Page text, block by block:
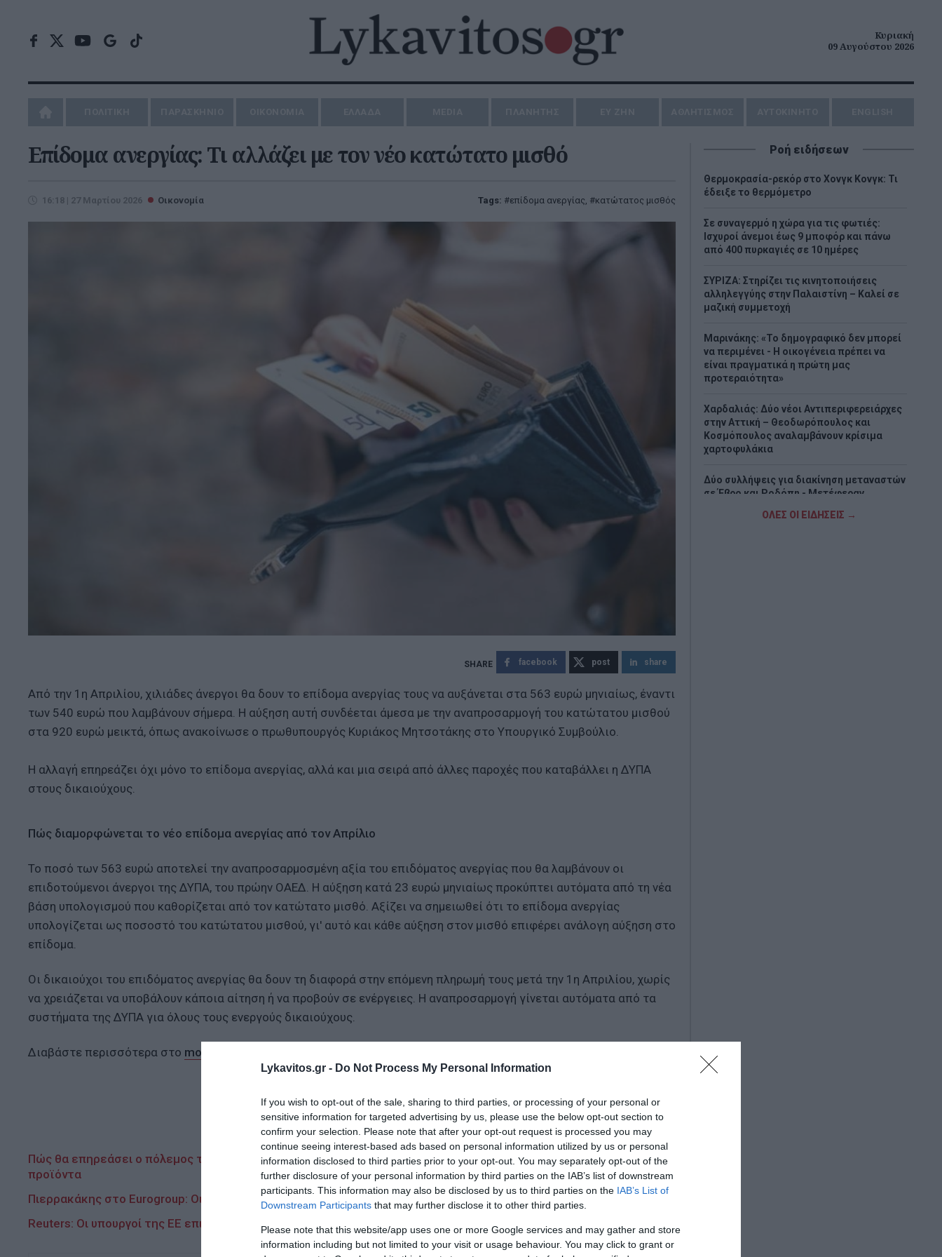
Lykavitos.gr - Do Not Process My Personal Information
If you wish to opt-out of the sale, sharing to third parties, or processing of your personal or
sensitive information for targeted advertising by us, please use the below opt-out section to
confirm your selection. Please note that after your opt-out request is processed you may
continue seeing interest-based ads based on personal information utilized by us or personal
information disclosed to third parties prior to your opt-out. You may separately opt-out of the
further disclosure of your personal information by third parties on the IAB’s list of downstream
participants. This information may also be disclosed by us to third parties on the IAB’s List of
Downstream Participants that may further disclose it to other third parties.
Please note that this website/app uses one or more Google services and may gather and store
information including but not limited to your visit or usage behaviour. You may click to grant or
Κυριακή
09 Αυγούστου 2026
Επίδομα ανεργίας: Τι αλλάζει με τον νέο κατώτατο μισθό
16:18 | 27 Μαρτίου 2026 Οικονομία Tags: επίδομα ανεργίας, κατώτατος μισθός
facebook post share
Από την 1η Απριλίου, χιλιάδες άνεργοι θα δουν το επίδομα ανεργίας τους να αυξάνεται στα 563 ευρώ μηνιαίως, έναντι
των 540 ευρώ που λαμβάνουν σήμερα. Η αύξηση αυτή συνδέεται άμεσα με την αναπροσαρμογή του κατώτατου μισθού
στα 920 ευρώ μεικτά, όπως ανακοίνωσε ο πρωθυπουργός Κυριάκος Μητσοτάκης στο Υπουργικό Συμβούλιο.
Η αλλαγή επηρεάζει όχι μόνο το επίδομα ανεργίας, αλλά και μια σειρά από άλλες παροχές που καταβάλλει η ΔΥΠΑ
στους δικαιούχους.
Πώς διαμορφώνεται το νέο επίδομα ανεργίας από τον Απρίλιο
Το ποσό των 563 ευρώ αποτελεί την αναπροσαρμοσμένη αξία του επιδόματος ανεργίας που θα λαμβάνουν οι
επιδοτούμενοι άνεργοι της ΔΥΠΑ, του πρώην ΟΑΕΔ. Η αύξηση κατά 23 ευρώ μηνιαίως προκύπτει αυτόματα από τη νέα
βάση υπολογισμού που καθορίζεται από τον κατώτατο μισθό. Αξίζει να σημειωθεί ότι το επίδομα ανεργίας
υπολογίζεται ως ποσοστό του κατώτατου μισθού, γι' αυτό και κάθε αύξηση στον μισθό επιφέρει ανάλογη αύξηση στο
επίδομα.
Οι δικαιούχοι του επιδόματος ανεργίας θα δουν τη διαφορά στην επόμενη πληρωμή τους μετά την 1η Απριλίου, χωρίς
να χρειάζεται να υποβάλουν κάποια αίτηση ή να προβούν σε ενέργειες. Η αναπροσαρμογή γίνεται αυτόματα από τα
συστήματα της ΔΥΠΑ για όλους τους ενεργούς δικαιούχους.
Διαβάστε περισσότερα στο moneypress.gr
Πώς θα επηρεάσει ο πόλεμος την τσέπη μας - Η «ασφυξία» στα Στενά του Ορμούζ φέρνει ελλείψεις σε πολλά
προϊόντα
Πιερρακάκης στο Eurogroup: Οι επιλογές μας θα πρέπει να αντανακλούν ισορροπία και υπευθυνότητα
Reuters: Οι υπουργοί της ΕΕ επιδιώκουν μια ενιαία στρατηγική για τις τιμές της ενέργειας
Ροή ειδήσεων
Θερμοκρασία-ρεκόρ στο Χονγκ Κονγκ: Τι
έδειξε το θερμόμετρο
Σε συναγερμό η χώρα για τις φωτιές:
Ισχυροί άνεμοι έως 9 μποφόρ και πάνω
από 400 πυρκαγιές σε 10 ημέρες
ΣΥΡΙΖΑ: Στηρίζει τις κινητοποιήσεις
αλληλεγγύης στην Παλαιστίνη – Καλεί σε
μαζική συμμετοχή
Μαρινάκης: «Το δημογραφικό δεν μπορεί
να περιμένει - Η οικογένεια πρέπει να
είναι πραγματικά η πρώτη μας
προτεραιότητα»
Χαρδαλιάς: Δύο νέοι Αντιπεριφερειάρχες
στην Αττική – Θεοδωρόπουλος και
Κοσμόπουλος αναλαμβάνουν κρίσιμα
χαρτοφυλάκια
Δύο συλλήψεις για διακίνηση μεταναστών
σε Έβρο και Ροδόπη - Μετέφεραν
ΟΛΕΣ ΟΙ ΕΙΔΗΣΕΙΣ →